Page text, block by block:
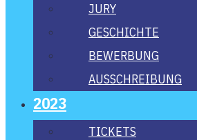
JURY
GESCHICH­TE
BEWER­BUNG
AUS­SCHREI­BUNG
2023
TICKETS